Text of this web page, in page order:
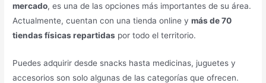
mercado, es una de las opciones más importantes de su área.
Actualmente, cuentan con una tienda online ymás de 70
tiendas físicas repartidas por todo el territorio.
Puedes adquirir desde snacks hasta medicinas, juguetes y
accesorios son solo algunas de las categorías que ofrecen.